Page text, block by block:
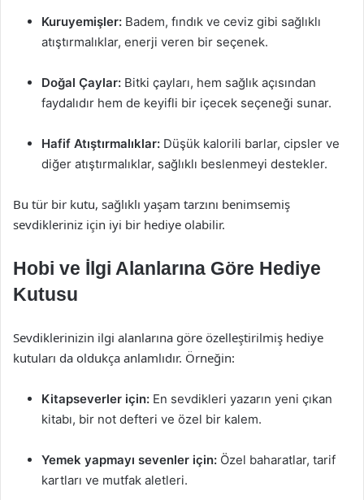
Kuruyemişler: Badem, fındık ve ceviz gibi sağlıklı
atıştırmalıklar, enerji veren bir seçenek.
Doğal Çaylar: Bitki çayları, hem sağlık açısından
faydalıdır hem de keyifli bir içecek seçeneği sunar.
Hafif Atıştırmalıklar: Düşük kalorili barlar, cipsler ve
diğer atıştırmalıklar, sağlıklı beslenmeyi destekler.
Bu tür bir kutu, sağlıklı yaşam tarzını benimsemiş
sevdikleriniz için iyi bir hediye olabilir.
Hobi ve İlgi Alanlarına Göre Hediye
Kutusu
Sevdiklerinizin ilgi alanlarına göre özelleştirilmiş hediye
kutuları da oldukça anlamlıdır. Örneğin:
Kitapseverler için: En sevdikleri yazarın yeni çıkan
kitabı, bir not defteri ve özel bir kalem.
Yemek yapmayı sevenler için: Özel baharatlar, tarif
kartları ve mutfak aletleri.